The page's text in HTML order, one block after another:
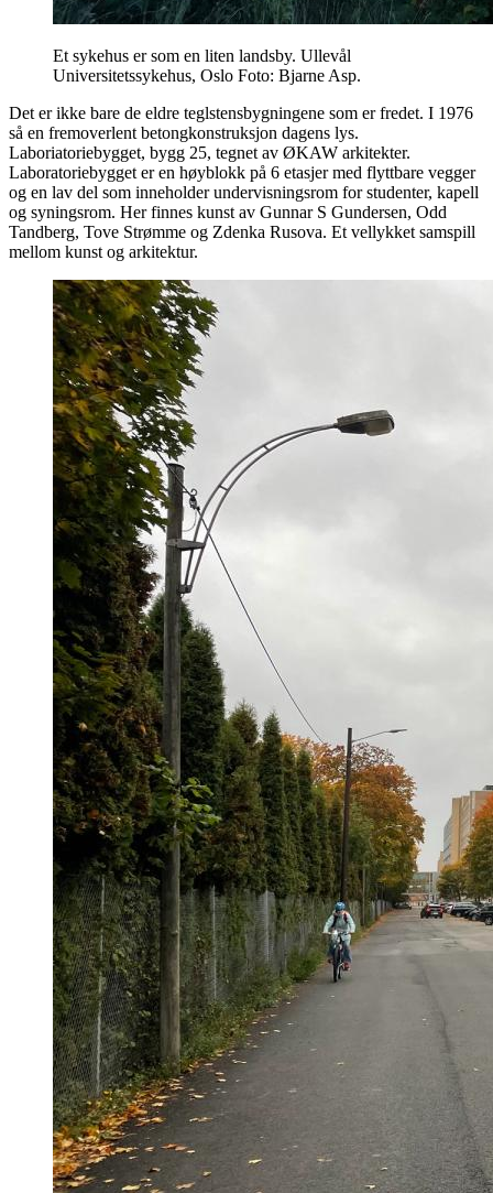
Et sykehus er som en liten landsby. Ullevål
Universitetssykehus, Oslo Foto: Bjarne Asp.
Det er ikke bare de eldre teglstensbygningene som er fredet. I 1976
så en fremoverlent betongkonstruksjon dagens lys.
Laboriatoriebygget, bygg 25, tegnet av ØKAW arkitekter.
Laboratoriebygget er en høyblokk på 6 etasjer med flyttbare vegger
og en lav del som inneholder undervisningsrom for studenter, kapell
og syningsrom. Her finnes kunst av Gunnar S Gundersen, Odd
Tandberg, Tove Strømme og Zdenka Rusova. Et vellykket samspill
mellom kunst og arkitektur.